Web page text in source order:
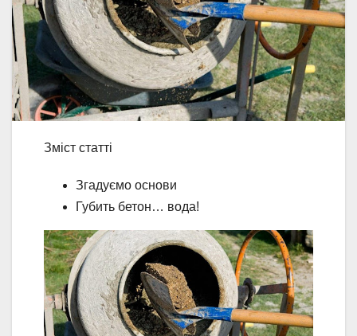
Зміст статті
Згадуємо основи
Губить бетон… вода!